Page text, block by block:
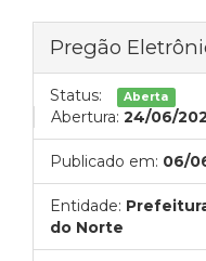
Pregão
Status: Aberta
Abertura: 24/06/
Publicado em: 06/
Entidade:
do Norte